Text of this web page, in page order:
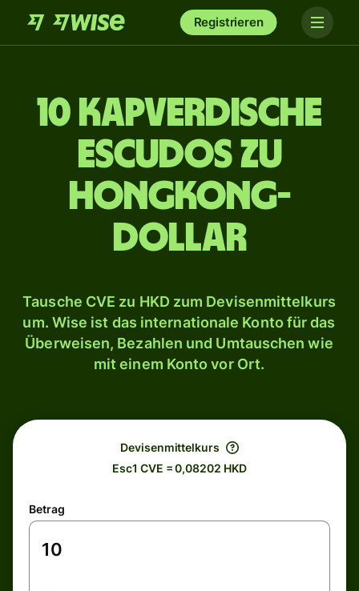
Registrieren
10 kapverdische
Escudos zu
Hongkong-
Dollar
Tausche CVE zu HKD zum Devisenmittelkurs
um. Wise ist das internationale Konto für das
Überweisen, Bezahlen und Umtauschen wie
mit einem Konto vor Ort.
Devisenmittelkurs
Esc1 CVE = 0,08202 HKD
Betrag